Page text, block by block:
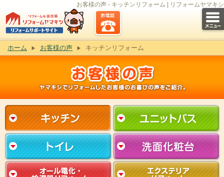
お客様の声 - キッチンリフォーム | リフォームヤマキシ
ホーム お客様の声 キッチンリフォーム